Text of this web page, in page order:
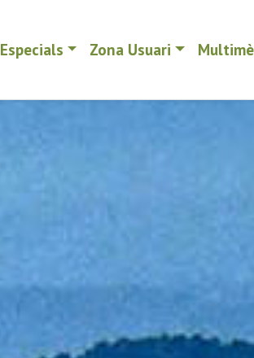
Especials Zona Usuari